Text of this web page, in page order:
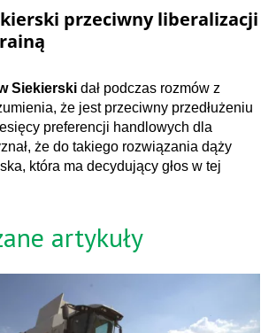
przeciwny liberalizacji
Siekierski dał podczas rozmów z
że jest przeciwny przedłużeniu
preferencji handlowych dla
że do takiego rozwiązania dąży
która ma decydujący głos w tej
artykuły